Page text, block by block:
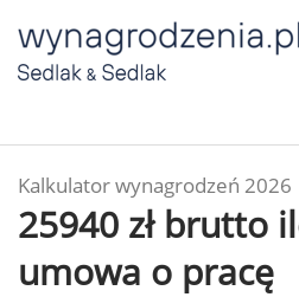
Kalkulator wynagrodzeń 2026
25940 zł brutto
umowa o pracę